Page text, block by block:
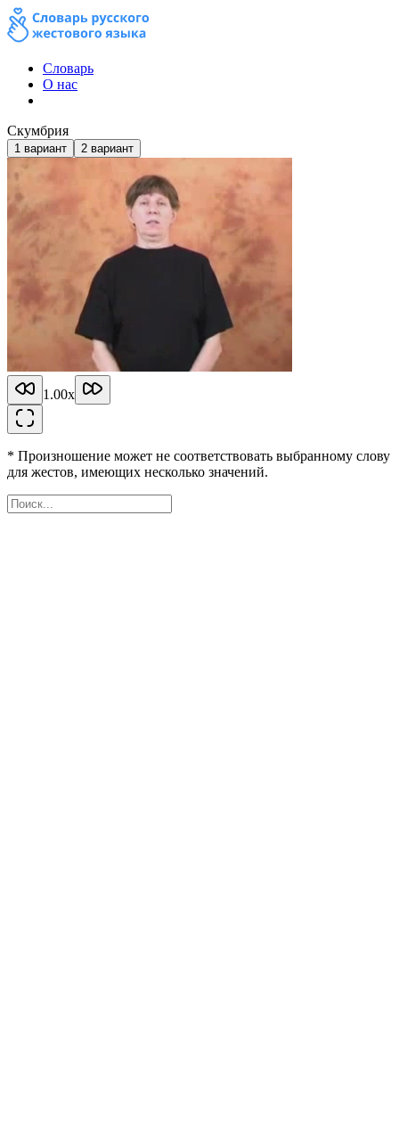
Словарь
О нас
Скумбрия
1 вариант 2 вариант
1.00x
* Произношение может не соответствовать выбранному слову
для жестов, имеющих несколько значений.